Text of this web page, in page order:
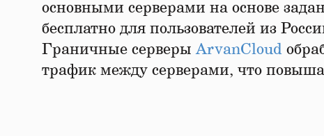
основными серверами на основе
бесплатно для пользователей из
Граничные серверы ArvanCloud
трафик между серверами, что